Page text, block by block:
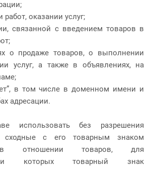
оказании услуг;
связанной с введением товаров в
о продаже товаров, о выполнении
услуг, а также в объявлениях, на
в том числе в доменном имени и
адресации.
использовать без разрешения
сходные с его товарным знаком
в отношении товаров, для
которых товарный знак